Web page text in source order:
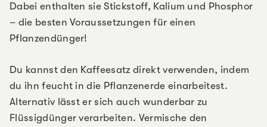
Dabei enthalten sie Stickstoff, Kalium und Phosphor
– die besten Voraussetzungen für einen
Pflanzendünger!
Du kannst den Kaffeesatz direkt verwenden, indem
du ihn feucht in die Pflanzenerde einarbeitest.
Alternativ lässt er sich auch wunderbar zu
Flüssigdünger verarbeiten. Vermische den